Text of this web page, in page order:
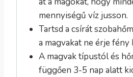
mennyiségű víz jusson.
Tartsd a csírát
a magvakat ne érje
A magvak típustól és
függően 3-5 nap alatt